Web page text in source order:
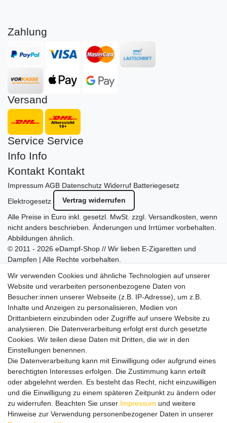
Zahlung
Versand
Service Service
Info Info
Kontakt Kontakt
Impressum AGB Datenschutz Widerruf Batteriegesetz
Elektrogesetz
Vertrag widerrufen
Alle Preise in Euro inkl. gesetzl. MwSt. zzgl. Versandkosten, wenn
nicht anders beschrieben. Änderungen und Irrtümer vorbehalten.
Abbildungen ähnlich.
© 2011 - 2026 eDampf-Shop // Wir lieben E-Zigaretten und
Dampfen | Alle Rechte vorbehalten.
mit vielen spannenden Artikeln.
Bitte entschuldigen Sie, wenn wir telefonisch wegen hoher
betrieblicher Auslastung nicht erreichbar sein sollten.
Schreiben Sie uns gerne eine E-Mail mit Ihrer Telefonnummer
und der Bitte um Rückruf.
Wir rufen Sie schnellstmöglich zurück.
Wir versenden in die folgenden Länder
Versandkostenfrei (DE) ab 69 €
Wir verwenden Cookies und ähnliche Technologien auf unserer
Website und verarbeiten personenbezogene Daten von
Besucher:innen unserer Webseite (z.B. IP-Adresse), um z.B.
Inhalte und Anzeigen zu personalisieren, Medien von
Drittanbietern einzubinden oder Zugriffe auf unsere Website zu
analysieren. Die Datenverarbeitung erfolgt erst durch gesetzte
Cookies. Wir teilen diese Daten mit Dritten, die wir in den
Einstellungen benennen.
Die Datenverarbeitung kann mit Einwilligung oder aufgrund eines
berechtigten Interesses erfolgen. Die Zustimmung kann erteilt
oder abgelehnt werden. Es besteht das Recht, nicht einzuwilligen
und die Einwilligung zu einem späteren Zeitpunkt zu ändern oder
zu widerrufen. Beachten Sie unser Impressum und weitere
Hinweise zur Verwendung personenbezogener Daten in unserer